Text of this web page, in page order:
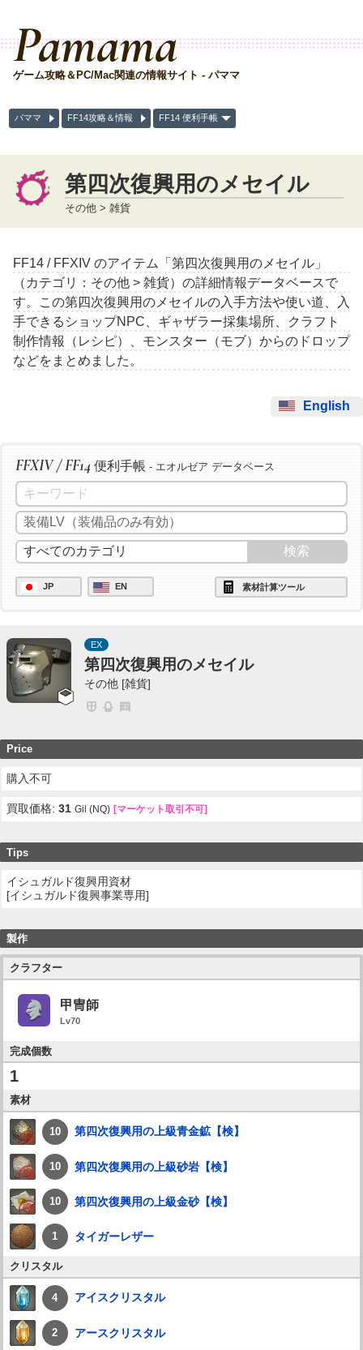
Pamama
ゲーム攻略＆PC/Mac関連の情報サイト - パママ
パママ FF14攻略＆情報 FF14 便利手帳
第四次復興用のメセイル
その他 > 雑貨
FF14 / FFXIV のアイテム「第四次復興用のメセイル」
（カテゴリ：その他 > 雑貨）の詳細情報データベースで
す。この第四次復興用のメセイルの入手方法や使い道、入
手できるショップNPC、ギャザラー採集場所、クラフト
制作情報（レシピ）、モンスター（モブ）からのドロップ
などをまとめました。
English
FFXIV / FF14 便利手帳 - エオルゼア データベース
JP EN 素材計算ツール
EX
第四次復興用のメセイル
その他 [雑貨]
Price
購入不可
買取価格:31 Gil (NQ) [マーケット取引不可]
Tips
イシュガルド復興用資材
[イシュガルド復興事業専用]
製作
クラフター
甲冑師
Lv70
完成個数
1
素材
10 第四次復興用の上級青金鉱【検】
10 第四次復興用の上級砂岩【検】
10 第四次復興用の上級金砂【検】
1 タイガーレザー
クリスタル
4 アイスクリスタル
2 アースクリスタル